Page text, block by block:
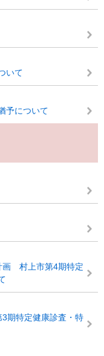
いて
予について
画 村上市第4期特定
期特定健康診査・特